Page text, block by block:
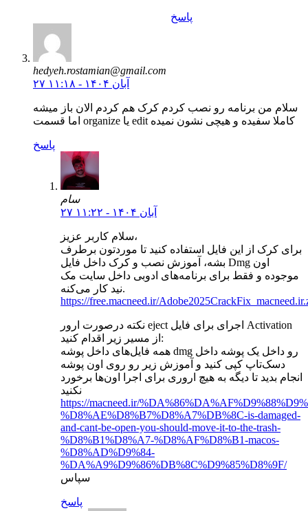
پاسخ
hedyeh.rostamian@gmail.com
۲۷ آبان ۱۴۰۴ - ۱۱:۱۸
سلام من برنامه رو نصب کردم کرک هم کردم الان باز میشه
اما قسمت organize یا edit کاملا سفیده و هیچی نشون نمیده
پاسخ
سام
۲۷ آبان ۱۴۰۴ - ۱۱:۲۲
سلام کاربر عزیز،
برای کرک از این فایل استفاده کنید تا موردتون برطرف
بشه، آموزش نصب و کرک داخل فایل Dmg اون
موجوده و فقط برای برنامه‌های ادوبی داخل سایت مک
نید کار می‌کنه.
https://free.macneed.ir/
نکته درصورت ارور eject اجرای برای فایل Activation
از مسیر زیر اقدام کنید:
همه فایل‌های داخل پوشه dmg رو داخل یک پوشه داخل
دسک‌تاپ کپی کنید و آموزش زیر رو روی اون پوشه
انجام بدید تا دیگه به هیچ اروری برای اجرا اون‌ها برخورد
نکنید
https://macneed.ir/
%D8%AE%D8%B7%D8%A7%DB%8C-is-damaged-
and-cant-be-open-you-should-move-it-to-the-trash-
%D8%B1%D8%A7-%D8%AF%D8%B1-macos-
%D8%AD%D9%84-
%DA%A9%D9%86%DB%8C%D9%85%D8%9F/
سپاس
پاسخ